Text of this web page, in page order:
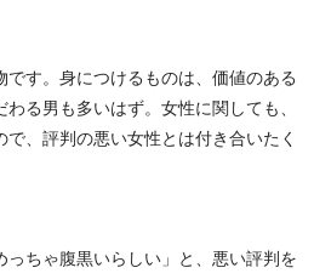
です。身につけるものは、価値のある
る男も多いはず。女性に関しても、
、評判の悪い女性とは付き合いたく
っちゃ腹黒いらしい」と、悪い評判を